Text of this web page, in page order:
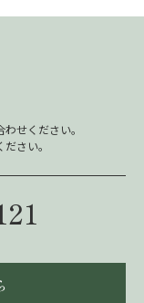
せください。
さい。